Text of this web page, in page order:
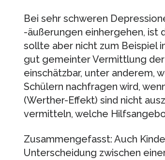
Bei sehr schweren
-äußerungen einhergehen, ist
sollte aber nicht zum Beispiel
gut gemeinter Vermittlung
einschätzbar, unter anderem,
Schülern nachfragen wird,
(Werther-Effekt) sind nicht
vermitteln, welche
Zusammengefasst: Auch
Unterscheidung zwischen